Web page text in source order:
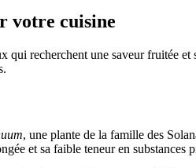
votre cuisine
qui recherchent une saveur fruitée
, une plante de la famille des
et sa faible teneur en substances